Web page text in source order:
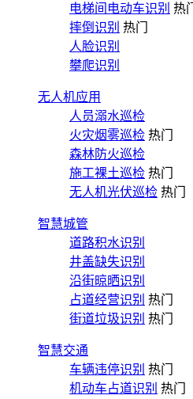
电梯间电动车识别 热门
摔倒识别 热门
人脸识别
攀爬识别
无人机应用
人员溺水巡检
火灾烟雾巡检 热门
森林防火巡检
施工裸土巡检 热门
无人机光伏巡检 热门
智慧城管
道路积水识别
井盖缺失识别
沿街晾晒识别
占道经营识别 热门
街道垃圾识别 热门
智慧交通
车辆违停识别 热门
机动车占道识别 热门